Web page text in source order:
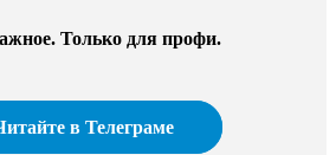
Только для профи.​
в Телеграме